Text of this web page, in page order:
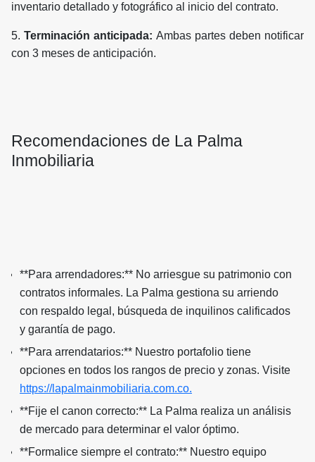
inventario detallado y fotográfico al inicio del contrato.
5.Terminación anticipada: Ambas partes deben notificar
con 3 meses de anticipación.
Recomendaciones de La Palma
Inmobiliaria
**Para arrendadores:** No arriesgue su patrimonio con
contratos informales. La Palma gestiona su arriendo
con respaldo legal, búsqueda de inquilinos calificados
y garantía de pago.
**Para arrendatarios:** Nuestro portafolio tiene
opciones en todos los rangos de precio y zonas. Visite
https://lapalmainmobiliaria.com.co.
**Fije el canon correcto:** La Palma realiza un análisis
de mercado para determinar el valor óptimo.
**Formalice siempre el contrato:** Nuestro equipo